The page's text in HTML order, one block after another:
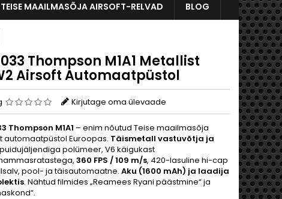
TEISE MAAILMASÕJA AIRSOFT-RELVAD BLOG
Thompson M1A1 Metallist
Airsoft Automaatpüstol
Kirjutage oma ülevaade
Thompson M1A1 – enim nõutud Teise maailmasõja
automaatpüstol Euroopas. Täismetall vastuvõtja ja
polümeer, V6 käigukast
360 FPS / 109 m/s, 420-lasuline hi-cap
pool- ja täisautomaatne. Aku (1600 mAh) ja laadija
. Nähtud filmides „Reamees Ryani päästmine“ ja